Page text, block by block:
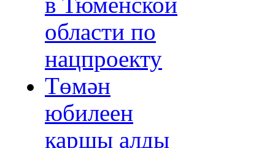
в Тюменской
области по
нацпроекту
Төмән
юбилеен
каршы алды